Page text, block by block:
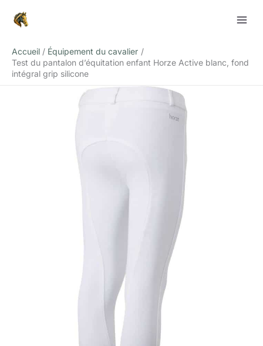
Accueil
Équipement du cavalier
Test du pantalon d’équitation enfant Horze Active blanc, fond
intégral grip silicone